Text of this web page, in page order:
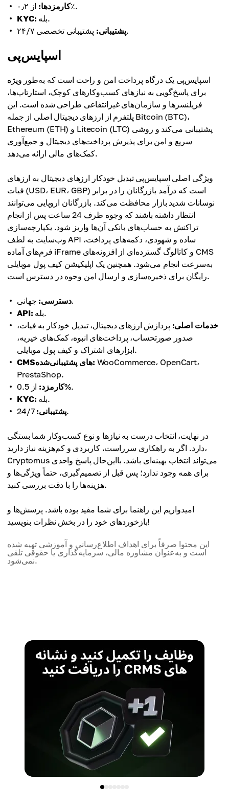
کارمزدها:از ۰٫۲٪.
KYC:
بله.
پشتیبانی:پشتیبانی تخصصی ۲۴/۷.
اسپایس‌پی
اسپایس‌پی یک درگاه پرداخت امن و راحت است که به‌طور ویژه
برای پاسخ‌گویی به نیازهای کسب‌وکارهای کوچک، استارتاپ‌ها،
فریلنسرها و سازمان‌های غیرانتفاعی طراحی شده است. این
پلتفرم از ارزهای دیجیتال اصلی از جمله Bitcoin (BTC)،
Ethereum (ETH) و Litecoin (LTC) پشتیبانی می‌کند و روشی
سریع و امن برای پذیرش پرداخت‌های دیجیتال و جمع‌آوری
کمک‌های مالی ارائه می‌دهد.
ویژگی اصلی اسپایس‌پی تبدیل خودکار ارزهای دیجیتال به ارزهای
فیات (USD، EUR، GBP) است که درآمد بازرگانان را در برابر
نوسانات شدید بازار محافظت می‌کند. بازرگانان اروپایی می‌توانند
انتظار داشته باشند که وجوه ظرف 24 ساعت پس از انجام
تراکنش به حساب‌های بانکی آن‌ها واریز شود. یکپارچه‌سازی
وب‌سایت به لطف API ساده و شهودی، دکمه‌های پرداخت،
فرم‌های آماده iFrame و کاتالوگ گسترده‌ای از افزونه‌های CMS
به‌سرعت انجام می‌شود. همچنین یک اپلیکیشن کیف پول موبایلی
رایگان برای ذخیره‌سازی و ارسال امن وجوه در دسترس است.
دسترسی:جهانی.
API:
بله.
خدمات اصلی: پردازش ارزهای دیجیتال، تبدیل خودکار به فیات،
صدور صورتحساب، پرداخت‌های انبوه، کمک‌های خیریه،
ابزارهای اشتراک و کیف پول موبایلی.
CMSهای پشتیبانی‌شده: WooCommerce، OpenCart،
PrestaShop.
کارمزد:از 0.5%.
KYC:
بله.
پشتیبانی:24/7.
در نهایت، انتخاب درست به نیازها و نوع کسب‌وکار شما بستگی
دارد. اگر به راهکاری سرراست، کاربردی و کم‌هزینه نیاز دارید،
Cryptomus می‌تواند انتخاب بهینه‌ای باشد. بااین‌حال پاسخ واحدی
برای همه وجود ندارد؛ پس قبل از تصمیم‌گیری، حتماً ویژگی‌ها و
هزینه‌ها را با دقت بررسی کنید.
امیدواریم این راهنما برای شما مفید بوده باشد. پرسش‌ها و
بازخوردهای خود را در بخش نظرات بنویسید!
این محتوا صرفاً برای اهداف اطلاع‌رسانی و آموزشی تهیه شده
است و به‌عنوان مشاوره مالی، سرمایه‌گذاری یا حقوقی تلقی
نمی‌شود.